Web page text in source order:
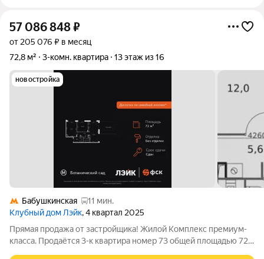
57 086 848₽
от 205 076 ₽ в месяц
72,8 м²
3-комн. квартира 13 этаж из 16
новостройка
Бабушкинская
11 мин.
Клубный дом Лэйк, 4 квартал 2025
Прямая продажа от застройщика! Жилой Комплекс премиум-
класса. Продаётся 3-к квартира номер 73 общей площадью 72.8